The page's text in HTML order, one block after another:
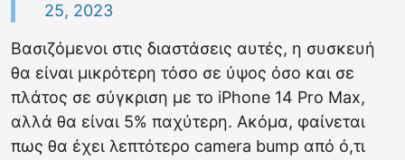
25, 2023
Βασιζόμενοι στις διαστάσεις αυτές, η συσκευή
θα είναι μικρότερη τόσο σε ύψος όσο και σε
πλάτος σε σύγκριση με το iPhone 14 Pro Max,
αλλά θα είναι 5% παχύτερη. Ακόμα, φαίνεται
πως θα έχει λεπτότερο camera bump από ό,τι